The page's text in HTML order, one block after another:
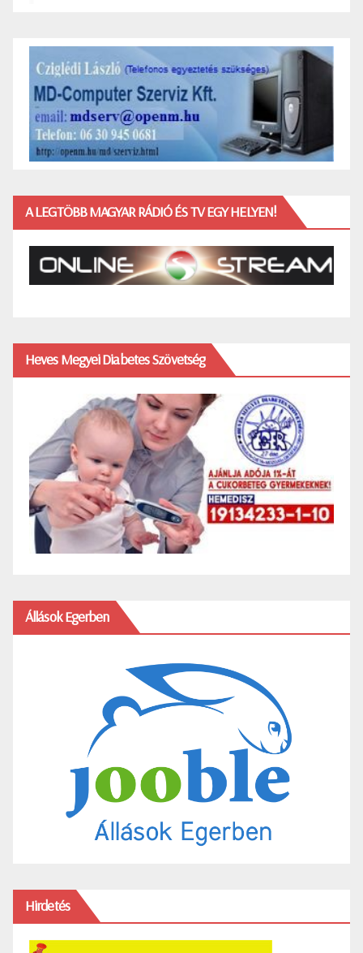
A LEGTÖBB MAGYAR RÁDIÓ ÉS TV EGY HELYEN!
Heves Megyei Diabetes Szövetség
Állások Egerben
Hirdetés